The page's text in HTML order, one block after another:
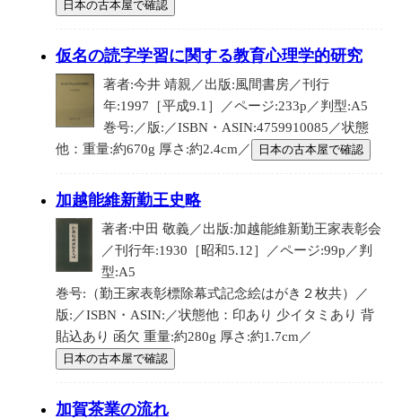
日本の古本屋で確認
仮名の読字学習に関する教育心理学的研究
著者:今井 靖親／出版:風間書房／刊行
年:1997［平成9.1］／ページ:233p／判型:A5
巻号:／版:／ISBN・ASIN:4759910085／状態
他：重量:約670g 厚さ:約2.4cm／
日本の古本屋で確認
加越能維新勤王史略
著者:中田 敬義／出版:加越能維新勤王家表彰会
／刊行年:1930［昭和5.12］／ページ:99p／判
型:A5
巻号:（勤王家表彰標除幕式記念絵はがき２枚共）／
版:／ISBN・ASIN:／状態他：印あり 少イタミあり 背
貼込あり 函欠 重量:約280g 厚さ:約1.7cm／
日本の古本屋で確認
加賀茶業の流れ